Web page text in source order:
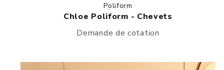
Poliform
Chloe Poliform - Chevets
Demande de cotation